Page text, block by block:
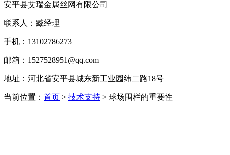
安平县艾瑞金属丝网有限公司
联系人：臧经理
手机：13102786273
邮箱：1527528951@qq.com
地址：河北省安平县城东新工业园纬二路18号
当前位置： 首页 > 技术支持 > 球场围栏的重要性